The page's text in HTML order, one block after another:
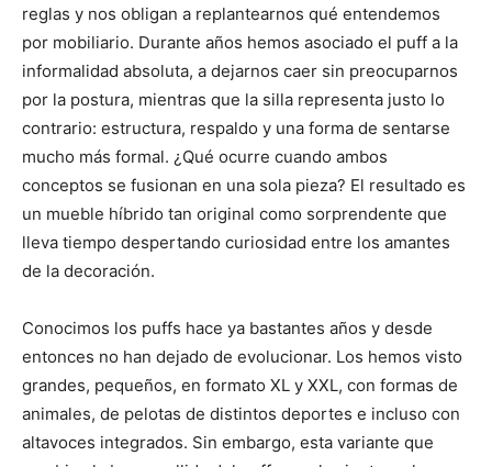
r
t
i
r
e
n
t
t
e
r
)
r
i
r
e
n
o
o
k
r
i
r
e
n
r
e
s
t
r
t
i
r
e
n
r
i
r
e
n
A
p
p
reglas y nos obligan a replantearnos qué entendemos
por mobiliario. Durante años hemos asociado el puff a la
informalidad absoluta, a dejarnos caer sin preocuparnos
por la postura, mientras que la silla representa justo lo
contrario: estructura, respaldo y una forma de sentarse
mucho más formal. ¿Qué ocurre cuando ambos
conceptos se fusionan en una sola pieza? El resultado es
un mueble híbrido tan original como sorprendente que
lleva tiempo despertando curiosidad entre los amantes
de la decoración.
Conocimos los puffs hace ya bastantes años y desde
entonces no han dejado de evolucionar. Los hemos visto
grandes, pequeños, en formato XL y XXL, con formas de
animales, de pelotas de distintos deportes e incluso con
altavoces integrados. Sin embargo, esta variante que